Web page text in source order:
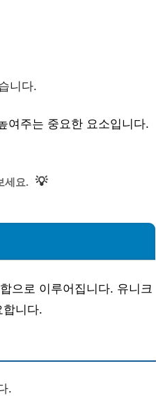
니다.
여주는 중요한 요소입니다.
세요. 💡
으로 이루어집니다. 유니크
니다.
.